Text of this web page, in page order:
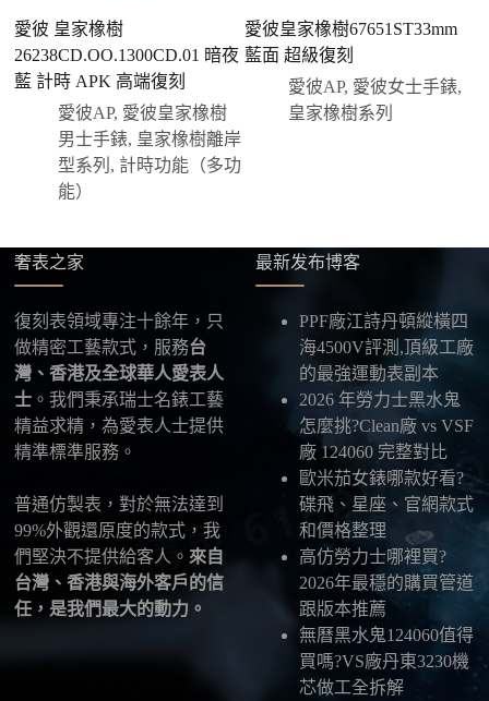
前或收到實拍照片後再支付；也可以一次性全額
付款，我們會在原有價格基礎上盡量幫您爭取更
優惠的方案。部分地區可協助安排較安全的到付
方式，具體以當下說明為準。
四、填寫收件資料與出貨
確認款式與付款後，把收件人姓名、地址及聯絡方式
發給我們，我們會為您選擇合適的物流公司，全程提
供最新物流資訊與查件連結。
五、海外寄送說明
本店支援寄送至香港、澳門、台灣、欧美以及其他海
外地區 ，運費會依照目的地與物流方案另行報價，客
服在出貨前會跟您確認清楚。
最後：喜歡就別拖太久，有些熱門款現貨數量有
限，早一步確認，就能早一點戴上喜歡的腕錶。
愛彼 皇家橡樹
26238CD.OO.1300CD.01 暗夜
藍 計時 APK 高端復刻
愛彼AP, 愛彼皇家橡樹
男士手錶, 皇家橡樹離岸
型系列 , 計時功能（多功
能）
愛彼皇家橡樹67651ST33mm
藍面 超級復刻
愛彼AP, 愛彼女士手錶,
皇家橡樹系列
奢表之家
復刻表領域專注十餘年，只
做精密工藝款式，服務台
灣、香港及全球華人愛表人
士 。我們秉承瑞士名錶工藝
精益求精，為愛表人士提供
精準標準服務。
普通仿製表，對於無法達到
99%外觀還原度的款式，我
們堅決不提供給客人。 來自
台灣、香港與海外客戶的信
任，是我們最大的動力。
最新发布博客
PPF廠江詩丹頓縱橫四
海4500V評測,頂級工廠
的最強運動表副本
2026 年勞力士黑水鬼
怎麼挑?Clean廠 vs VSF
廠 124060 完整對比
歐米茄女錶哪款好看?
碟飛、星座、官網款式
和價格整理
高仿勞力士哪裡買?
2026年最穩的購買管道
跟版本推薦
無曆黑水鬼124060值得
買嗎?VS廠丹東3230機
芯做工全拆解